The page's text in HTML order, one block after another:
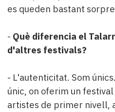
es queden bastant
- Què diferencia el
d'altres festivals?
- L'autenticitat. Som
únic, on oferim un
artistes de primer nivell,